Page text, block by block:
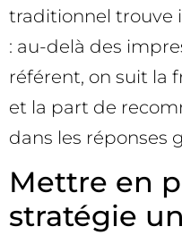
traditionnel trouve
: au-delà des
référent, on suit la
et la part de
dans les réponses
Mettre en
stratégie